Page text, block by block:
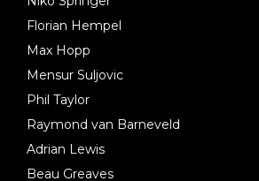
Florian Hempel
Max Hopp
Mensur Suljovic
Phil Taylor
Raymond van Barneveld
Adrian Lewis
Beau Greaves